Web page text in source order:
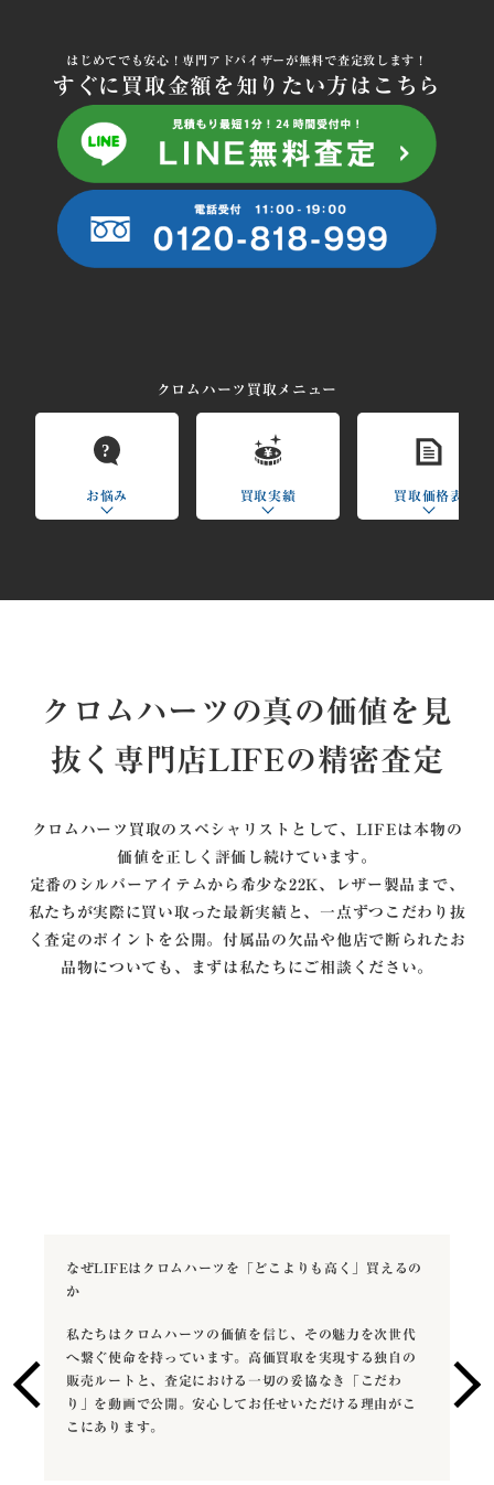
はじめてでも安心！専門アドバイザーが無料で査定致します！
すぐに買取金額を知りたい方はこちら
クロムハーツ買取メニュー
?
お悩み 買取実績 買取価格表
クロムハーツの真の価値を見
抜く専門店LIFEの精密査定
クロムハーツ買取のスペシャリストとして、LIFEは本物の
価値を正しく評価し続けています。
定番のシルバーアイテムから希少な22K、レザー製品まで、
私たちが実際に買い取った最新実績と、一点ずつこだわり抜
く査定のポイントを公開。付属品の欠品や他店で断られたお
品物についても、まずは私たちにご相談ください。
なぜLIFEはクロムハーツを「どこよりも高く」買えるの
か
私たちはクロムハーツの価値を信じ、その魅力を次世代
へ繋ぐ使命を持っています。高価買取を実現する独自の
販売ルートと、査定における一切の妥協なき「こだわ
り」を動画で公開。安心してお任せいただける理由がこ
こにあります。